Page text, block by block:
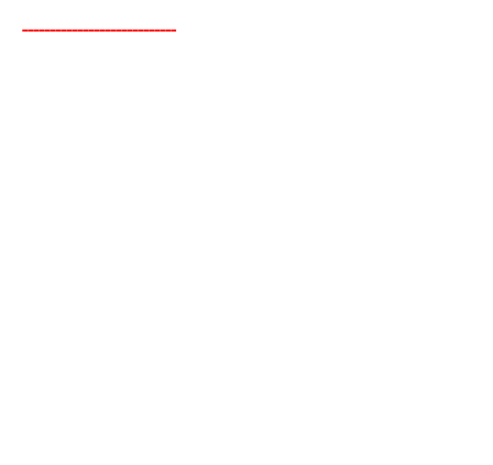
----------------------------